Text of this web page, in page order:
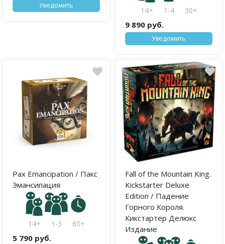
Уведомить
14+ 1-4 30+
9 890 руб.
Уведомить
Pax Emancipation / Пакс
Эмансипация
14+ 1-3 60+
5 790 руб.
Fall of the Mountain King.
Kickstarter Deluxe
Edition / Падение
Горного Короля.
Кикстартер Делюкс
Издание